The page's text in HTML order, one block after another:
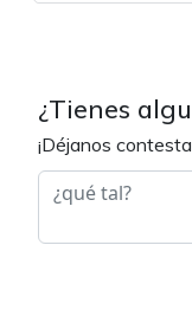
¿Tienes
¡Déjanos